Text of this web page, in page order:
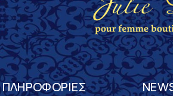
ΠΛΗΡΟΦΟΡΊΕΣ